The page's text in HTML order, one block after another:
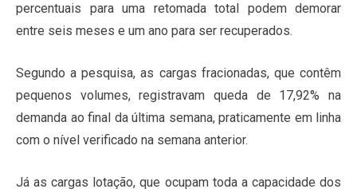
percentuais para uma retomada total podem demorar
entre seis meses e um ano para ser recuperados.
Segundo a pesquisa, as cargas fracionadas, que contêm
pequenos volumes, registravam queda de 17,92% na
demanda ao final da última semana, praticamente em linha
com o nível verificado na semana anterior.
Já as cargas lotação, que ocupam toda a capacidade dos